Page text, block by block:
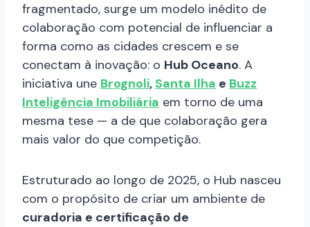
fragmentado, surge um modelo inédito de
colaboração com potencial de influenciar a
forma como as cidades crescem e se
conectam à inovação: o Hub Oceano. A
iniciativa une Brognoli,Santa Ilha e Buzz
Inteligência Imobiliária em torno de uma
mesma tese — a de que colaboração gera
mais valor do que competição.
Estruturado ao longo de 2025, o Hub nasceu
com o propósito de criar um ambiente de
curadoria e certificação de